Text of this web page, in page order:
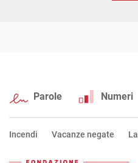
Parole Numeri
Incendi Vacanze negate